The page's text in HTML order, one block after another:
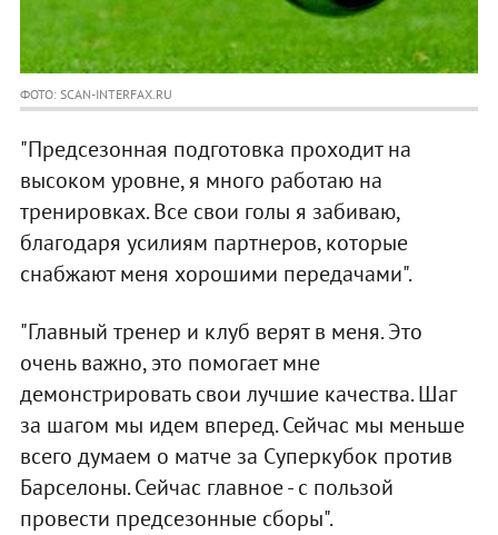
ФОТО: SCAN-INTERFAX.RU
"Предсезонная подготовка проходит на
высоком уровне, я много работаю на
тренировках. Все свои голы я забиваю,
благодаря усилиям партнеров, которые
снабжают меня хорошими передачами".
"Главный тренер и клуб верят в меня. Это
очень важно, это помогает мне
демонстрировать свои лучшие качества. Шаг
за шагом мы идем вперед. Сейчас мы меньше
всего думаем о матче за Суперкубок против
Барселоны. Сейчас главное - с пользой
провести предсезонные сборы".